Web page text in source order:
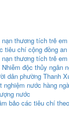
thương tích trẻ
chí cộng đồng
thương tích trẻ
độc thủy ngân
dân phường Thanh
nghiệm nước hàng
nước
bảo các tiêu chí